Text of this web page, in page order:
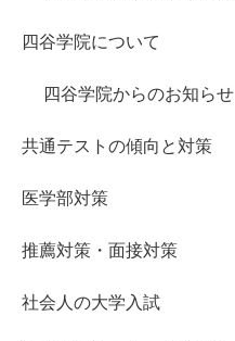
四谷学院について
四谷学院からのお知らせ
共通テストの傾向と対策
医学部対策
推薦対策・面接対策
社会人の大学入試